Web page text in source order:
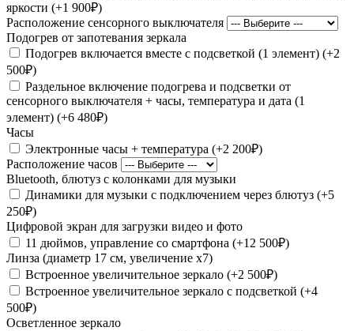
яркости (+1 900₽)
Расположение сенсорного выключателя
Подогрев от запотевания зеркала
Подогрев включается вместе с подсветкой (1 элемент) (+2
500₽)
Раздельное включение подогрева и подсветки от
сенсорного выключателя + часы, температура и дата (1
элемент) (+6 480₽)
Часы
Электронные часы + температура (+2 200₽)
Расположение часов
Bluetooth, блютуз с колонками для музыки
Динамики для музыки с подключением через блютуз (+5
250₽)
Цифровой экран для загрузки видео и фото
11 дюймов, управление со смартфона (+12 500₽)
Линза (диаметр 17 см, увеличение х7)
Встроенное увеличительное зеркало (+2 500₽)
Встроенное увеличительное зеркало с подсветкой (+4
500₽)
Осветленное зеркало